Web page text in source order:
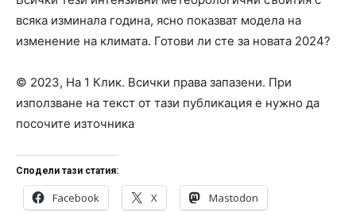
всяка изминала година, ясно показват модела на
изменение на климата. Готови ли сте за новата 2024?
© 2023, На 1 Клик. Всички права запазени. При
използване на текст от тази публикация е нужно да
посочите източника
Сподели тази статия:
Facebook X Mastodon